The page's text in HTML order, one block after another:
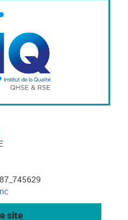
site